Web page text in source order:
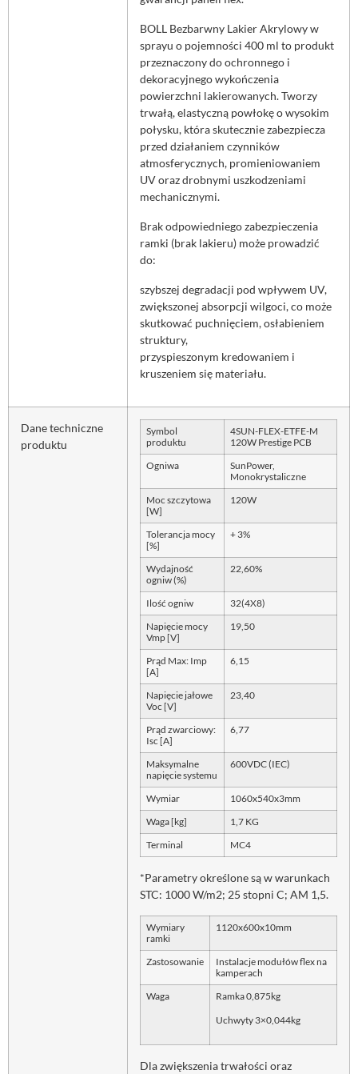
BOLL Bezbarwny Lakier Akrylowy w
sprayu o pojemności 400 ml to produkt
przeznaczony do ochronnego i
dekoracyjnego wykończenia
powierzchni lakierowanych. Tworzy
trwałą, elastyczną powłokę o wysokim
połysku, która skutecznie zabezpiecza
przed działaniem czynników
atmosferycznych, promieniowaniem
UV oraz drobnymi uszkodzeniami
mechanicznymi.
Brak odpowiedniego zabezpieczenia
ramki (brak lakieru) może prowadzić
do:
szybszej degradacji pod wpływem UV,
zwiększonej absorpcji wilgoci, co może
skutkować puchnięciem, osłabieniem
struktury,
przyspieszonym kredowaniem i
kruszeniem się materiału.
Dane techniczne
produktu
Symbol
produktu
4SUN-FLEX-ETFE-M
120W Prestige PCB
Ogniwa
SunPower,
Monokrystaliczne
Moc szczytowa
[W]
120W
Tolerancja mocy
[%]
+ 3%
Wydajność
ogniw (%)
22,60%
Ilość ogniw 32(4X8)
Napięcie mocy
Vmp [V]
19,50
Prąd Max: Imp
[A]
6,15
Napięcie jałowe
Voc [V]
23,40
Prąd zwarciowy:
Isc [A]
6,77
Maksymalne
napięcie systemu
600VDC (IEC)
Wymiar 1060x540x3mm
Waga [kg] 1,7 KG
Terminal MC4
*Parametry określone są w warunkach
STC: 1000 W/m2; 25 stopni C; AM 1,5.
Wymiary
ramki
1120x600x10mm
Zastosowanie
Instalacje modułów flex na
kamperach
Waga Ramka 0,875kg
Uchwyty 3×0,044kg
Dla zwiększenia trwałości oraz